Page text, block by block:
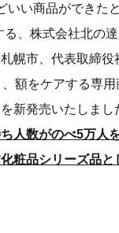
い商品ができた
る、株式会社北の
幌市、代表取締役
額をケアする専
新発売いたしまし
人数がのべ5万人
粧品シリーズ品と